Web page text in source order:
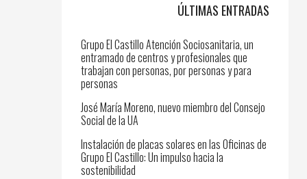
ÚLTIMAS ENTRADAS
Grupo El Castillo Atención Sociosanitaria, un
entramado de centros y profesionales que
trabajan con personas, por personas y para
personas
José María Moreno, nuevo miembro del Consejo
Social de la UA
Instalación de placas solares en las Oficinas de
Grupo El Castillo: Un impulso hacia la
sostenibilidad